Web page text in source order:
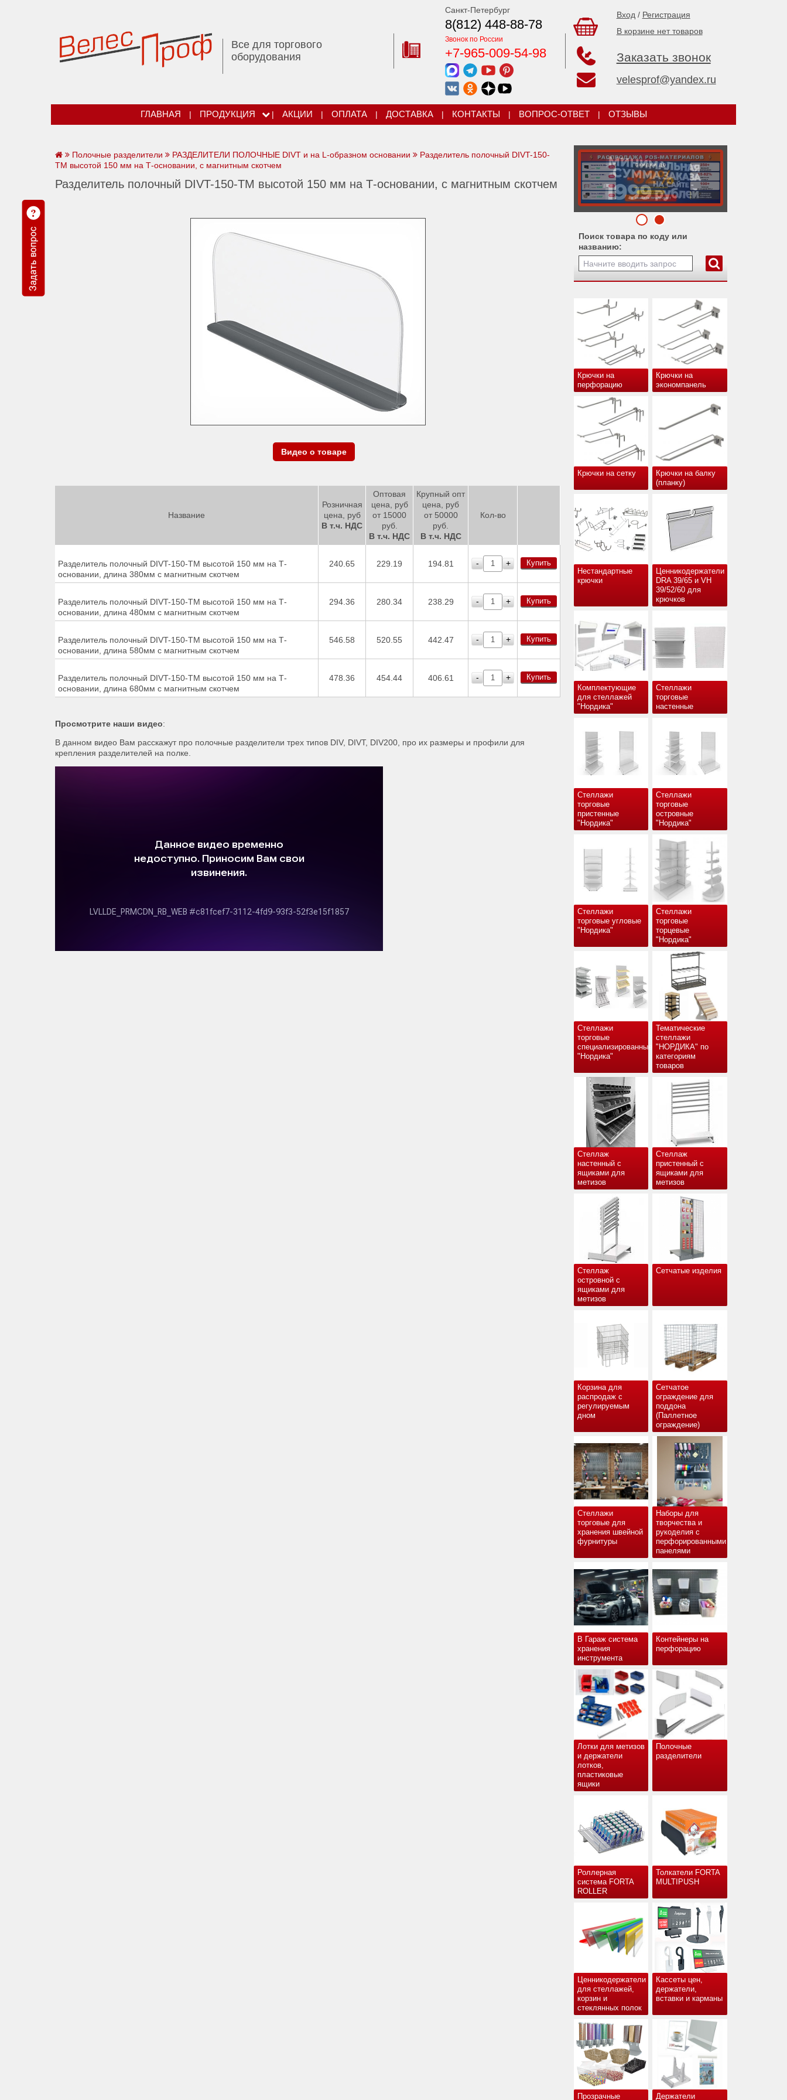
Все для торгового
оборудования
Санкт-Петербург
8(812) 448-88-78
Звонок по России
+7-965-009-54-98
Вход / Регистрация
В корзине нет товаров
Заказать звонок
velesprof@yandex.ru
ГЛАВНАЯ | ПРОДУКЦИЯ | АКЦИИ | ОПЛАТА | ДОСТАВКА | КОНТАКТЫ | ВОПРОС-ОТВЕТ | ОТЗЫВЫ
Поиск товара по коду или
названию:
Крючки на
перфорацию
Крючки на
экономпанель
Крючки на сетку
Крючки на балку
(планку)
Нестандартные
крючки
Ценникодержатели
DRA 39/65 и VH
39/52/60 для
крючков
Комплектующие
для стеллажей
"Нордика"
Стеллажи
торговые
настенные
Стеллажи
торговые
пристенные
"Нордика"
Стеллажи
торговые
островные
"Нордика"
Стеллажи
торговые угловые
"Нордика"
Стеллажи
торговые
торцевые
"Нордика"
Стеллажи
торговые
специализированные
"Нордика"
Тематические
стеллажи
"НОРДИКА" по
категориям
товаров
Стеллаж
настенный с
ящиками для
метизов
Стеллаж
пристенный с
ящиками для
метизов
Стеллаж
островной с
ящиками для
метизов
Сетчатые изделия
Корзина для
распродаж с
регулируемым
дном
Сетчатое
ограждение для
поддона
(Паллетное
ограждение)
Стеллажи
торговые для
хранения швейной
фурнитуры
Наборы для
творчества и
рукоделия с
перфорированными
панелями
В Гараж система
хранения
инструмента
Контейнеры на
перфорацию
Лотки для метизов
и держатели
лотков,
пластиковые
ящики
Полочные
разделители
Роллерная
система FORTA
ROLLER
Толкатели FORTA
MULTIPUSH
Ценникодержатели
для стеллажей,
корзин и
стеклянных полок
Кассеты цен,
держатели,
вставки и карманы
Прозрачные Держатели
Полочные разделители РАЗДЕЛИТЕЛИ ПОЛОЧНЫЕ DIVТ и на L-образном основании
Разделитель полочный DIVT-150-
TM высотой 150 мм на Т-основании, с магнитным скотчем
Разделитель полочный DIVT-150-TM высотой 150 мм на Т-основании, с магнитным скотчем
Видео о товаре
Название
Розничная
цена, руб
В т.ч. НДС
Оптовая
цена, руб
от 15000
руб.
В т.ч. НДС
Крупный опт
цена, руб
от 50000
руб.
В т.ч. НДС
Кол-во
Разделитель полочный DIVT-150-TM высотой 150 мм на Т-
основании, длина 380мм с магнитным скотчем
240.65 229.19 194.81 - + Купить
Разделитель полочный DIVT-150-TM высотой 150 мм на Т-
основании, длина 480мм с магнитным скотчем
294.36 280.34 238.29 - + Купить
Разделитель полочный DIVT-150-TM высотой 150 мм на Т-
основании, длина 580мм с магнитным скотчем
546.58 520.55 442.47 - + Купить
Разделитель полочный DIVT-150-TM высотой 150 мм на Т-
основании, длина 680мм с магнитным скотчем
478.36 454.44 406.61 - + Купить
Просмотрите наши видео:
В данном видео Вам расскажут про полочные разделители трех типов DIV, DIVТ, DIV200, про их размеры и профили для
крепления разделителей на полке.